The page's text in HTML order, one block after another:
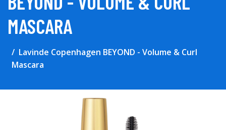
MASCARA
Lavinde Copenhagen BEYOND - Volume & Curl
Mascara